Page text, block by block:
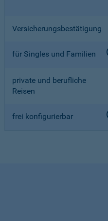
Versicherungsbestätigung
für Singles und Familien
private und berufliche
Reisen
frei konfigurierbar